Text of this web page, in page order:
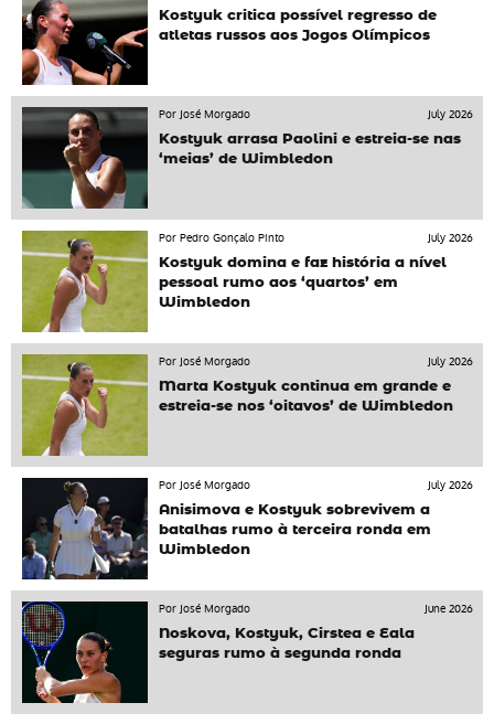
Kostyuk critica possível regresso de
atletas russos aos Jogos Olímpicos
Por José Morgado
July 2026
Kostyuk arrasa Paolini e estreia-se nas
‘meias’ de Wimbledon
Por Pedro Gonçalo Pinto
July 2026
Kostyuk domina e faz história a nível
pessoal rumo aos ‘quartos’ em
Wimbledon
Por José Morgado
July 2026
Marta Kostyuk continua em grande e
estreia-se nos ‘oitavos’ de Wimbledon
Por José Morgado
July 2026
Anisimova e Kostyuk sobrevivem a
batalhas rumo à terceira ronda em
Wimbledon
Por José Morgado
June 2026
Noskova, Kostyuk, Cirstea e Eala
seguras rumo à segunda ronda